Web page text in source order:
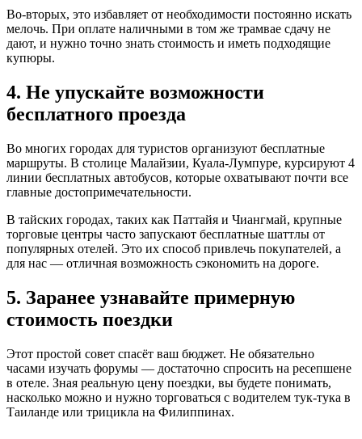
Во-вторых, это избавляет от необходимости постоянно искать
мелочь. При оплате наличными в том же трамвае сдачу не
дают, и нужно точно знать стоимость и иметь подходящие
купюры.
4. Не упускайте возможности
бесплатного проезда
Во многих городах для туристов организуют бесплатные
маршруты. В столице Малайзии, Куала-Лумпуре, курсируют 4
линии бесплатных автобусов, которые охватывают почти все
главные достопримечательности.
В тайских городах, таких как Паттайя и Чиангмай, крупные
торговые центры часто запускают бесплатные шаттлы от
популярных отелей. Это их способ привлечь покупателей, а
для нас — отличная возможность сэкономить на дороге.
5. Заранее узнавайте примерную
стоимость поездки
Этот простой совет спасёт ваш бюджет. Не обязательно
часами изучать форумы — достаточно спросить на ресепшене
в отеле. Зная реальную цену поездки, вы будете понимать,
насколько можно и нужно торговаться с водителем тук-тука в
Таиланде или трицикла на Филиппинах.